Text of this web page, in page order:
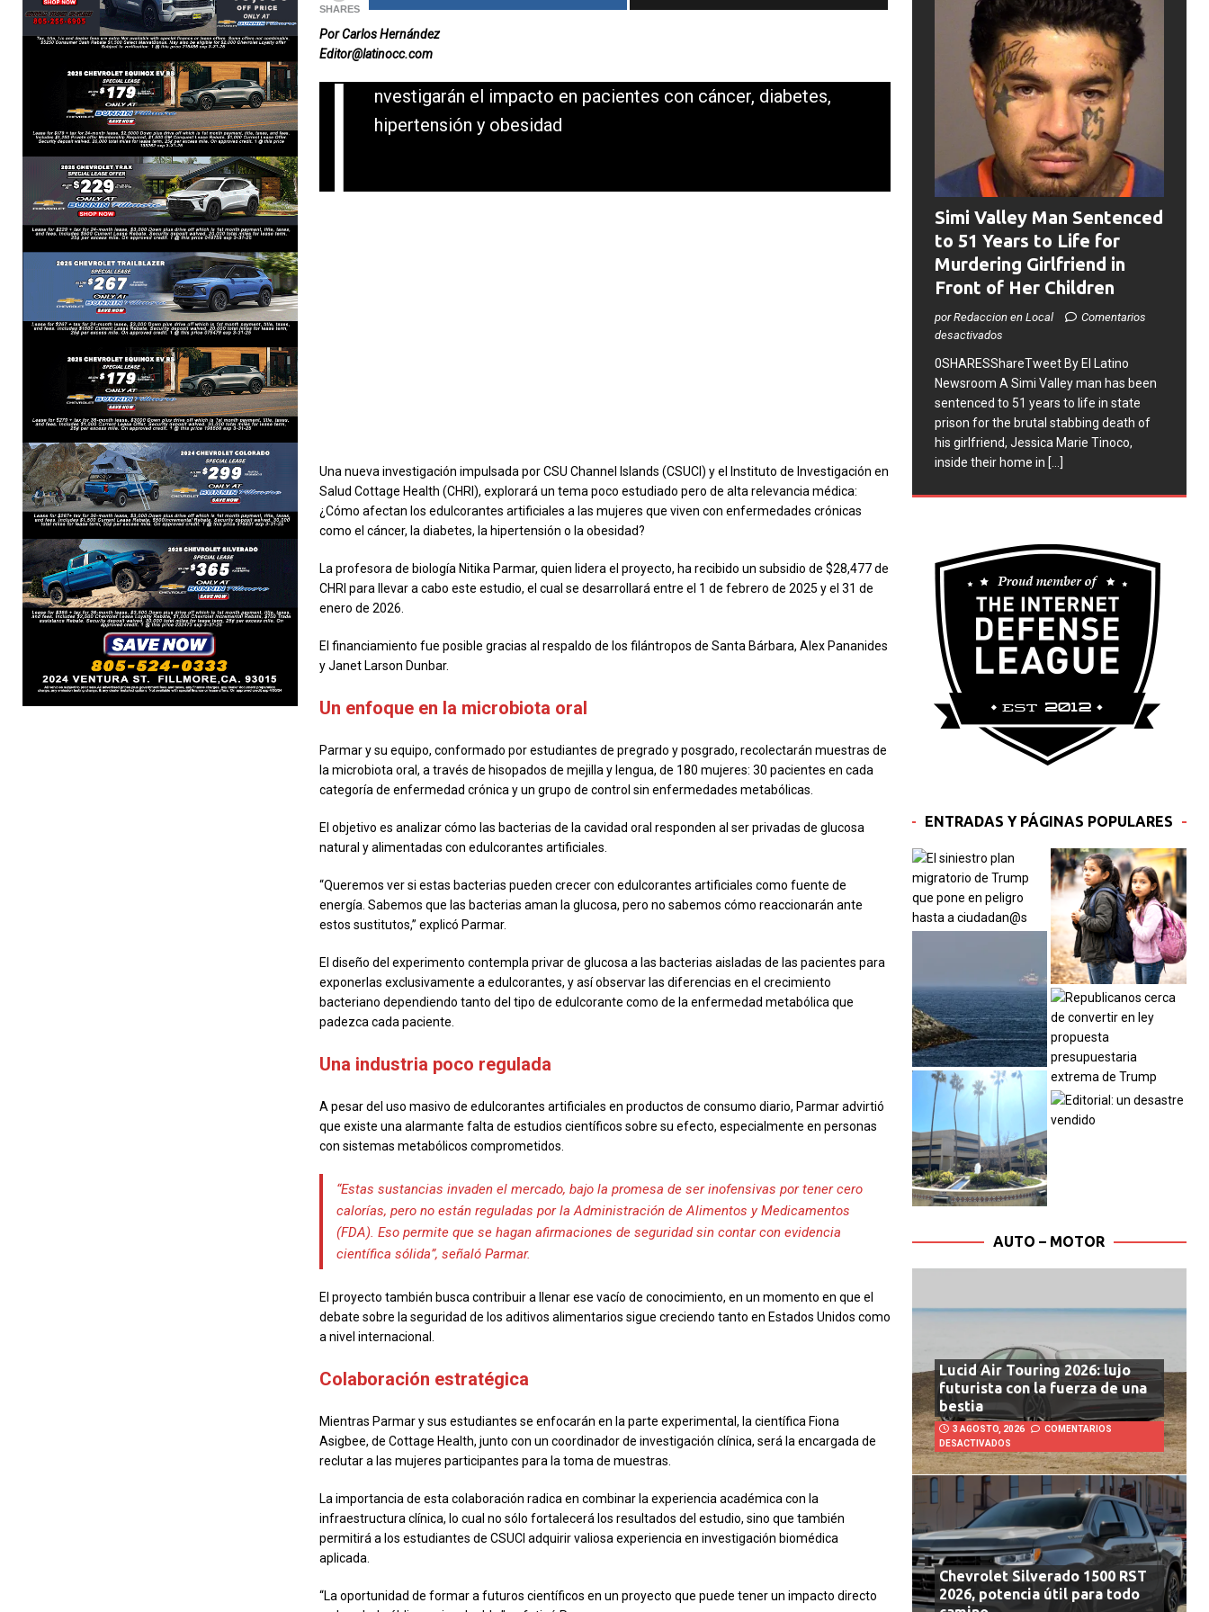
SHARES
Por Carlos Hernández
Editor@latinocc.com
I
nvestigarán el impacto en pacientes con cáncer, diabetes,
hipertensión y obesidad
Una nueva investigación impulsada por CSU Channel Islands (CSUCI) y el Instituto de Investigación en
Salud Cottage Health (CHRI), explorará un tema poco estudiado pero de alta relevancia médica:
¿Cómo afectan los edulcorantes artificiales a las mujeres que viven con enfermedades crónicas
como el cáncer, la diabetes, la hipertensión o la obesidad?
La profesora de biología Nitika Parmar, quien lidera el proyecto, ha recibido un subsidio de $28,477 de
CHRI para llevar a cabo este estudio, el cual se desarrollará entre el 1 de febrero de 2025 y el 31 de
enero de 2026.
El financiamiento fue posible gracias al respaldo de los filántropos de Santa Bárbara, Alex Pananides
y Janet Larson Dunbar.
Un enfoque en la microbiota oral
Parmar y su equipo, conformado por estudiantes de pregrado y posgrado, recolectarán muestras de
la microbiota oral, a través de hisopados de mejilla y lengua, de 180 mujeres: 30 pacientes en cada
categoría de enfermedad crónica y un grupo de control sin enfermedades metabólicas.
El objetivo es analizar cómo las bacterias de la cavidad oral responden al ser privadas de glucosa
natural y alimentadas con edulcorantes artificiales.
“Queremos ver si estas bacterias pueden crecer con edulcorantes artificiales como fuente de
energía. Sabemos que las bacterias aman la glucosa, pero no sabemos cómo reaccionarán ante
estos sustitutos,” explicó Parmar.
El diseño del experimento contempla privar de glucosa a las bacterias aisladas de las pacientes para
exponerlas exclusivamente a edulcorantes, y así observar las diferencias en el crecimiento
bacteriano dependiendo tanto del tipo de edulcorante como de la enfermedad metabólica que
padezca cada paciente.
Una industria poco regulada
A pesar del uso masivo de edulcorantes artificiales en productos de consumo diario, Parmar advirtió
que existe una alarmante falta de estudios científicos sobre su efecto, especialmente en personas
con sistemas metabólicos comprometidos.
“Estas sustancias invaden el mercado, bajo la promesa de ser inofensivas por tener cero
calorías, pero no están reguladas por la Administración de Alimentos y Medicamentos
(FDA). Eso permite que se hagan afirmaciones de seguridad sin contar con evidencia
científica sólida”, señaló Parmar.
El proyecto también busca contribuir a llenar ese vacío de conocimiento, en un momento en que el
debate sobre la seguridad de los aditivos alimentarios sigue creciendo tanto en Estados Unidos como
a nivel internacional.
Colaboración estratégica
Mientras Parmar y sus estudiantes se enfocarán en la parte experimental, la científica Fiona
Asigbee, de Cottage Health, junto con un coordinador de investigación clínica, será la encargada de
reclutar a las mujeres participantes para la toma de muestras.
La importancia de esta colaboración radica en combinar la experiencia académica con la
infraestructura clínica, lo cual no sólo fortalecerá los resultados del estudio, sino que también
permitirá a los estudiantes de CSUCI adquirir valiosa experiencia en investigación biomédica
aplicada.
“La oportunidad de formar a futuros científicos en un proyecto que puede tener un impacto directo
Simi Valley Man Sentenced
to 51 Years to Life for
Murdering Girlfriend in
Front of Her Children
por Redaccion en Local
Comentarios
desactivados
0SHARESShareTweet ​By El Latino
Newsroom ​A Simi Valley man has been
sentenced to 51 years to life in state
prison for the brutal stabbing death of
his girlfriend, Jessica Marie Tinoco,
inside their home in [...]
ENTRADAS Y PÁGINAS POPULARES
AUTO – MOTOR
Lucid Air Touring 2026: lujo
futurista con la fuerza de una
bestia
3 AGOSTO, 2026
COMENTARIOS
DESACTIVADOS
Chevrolet Silverado 1500 RST
2026, potencia útil para todo